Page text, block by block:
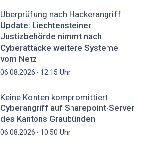
Überprüfung nach Hackerangriff
Update: Liechtensteiner
Justizbehörde nimmt nach
Cyberattacke weitere Systeme
vom Netz
06.08.2026 - 12:15 Uhr
Keine Konten kompromittiert
Cyberangriff auf Sharepoint-Server
des Kantons Graubünden
06.08.2026 - 10:50 Uhr